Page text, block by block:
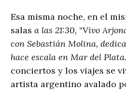
Esa misma noche, en el
salasa las 21:30, “Vivo
con Sebastián Molina,
hace escala en Mar del Plata.
conciertos y los viajes se
artista argentino avalado